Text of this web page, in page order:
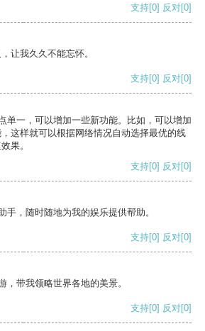
支持[0] 反对[0]
让我久久不能忘怀。
支持[0] 反对[0]
单一，可以增加一些新功能。比如，可以增加
这样就可以根据网络情况自动选择最优的线
果。
支持[0] 反对[0]
手，随时随地为我的娱乐提供帮助。
支持[0] 反对[0]
，带我领略世界各地的美景。
支持[0] 反对[0]